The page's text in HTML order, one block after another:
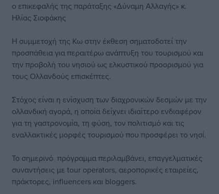
ο επικεφαλής της παράταξης «Δύναμη Αλλαγής» κ.
Ηλίας Σιοφάκης
Η συμμετοχή της Κω στην έκθεση σηματοδοτεί την
προσπάθεια για περαιτέρω ανάπτυξη του τουρισμού και
την προβολή του νησιού ως ελκυστικού προορισμού για
τους Ολλανδούς επισκέπτες.
Στόχος είναι η ενίσχυση των διαχρονικών δεσμών με την
ολλανδική αγορά, η οποία δείχνει ιδιαίτερο ενδιαφέρον
για τη γαστρονομία, τη φύση, τον πολιτισμό και τις
εναλλακτικές μορφές τουρισμού που προσφέρει το νησί.
Το σημερινό πρόγραμμα περιλαμβάνει, επαγγελματικές
συναντήσεις με tour operators, αεροπορικές εταιρείες,
πράκτορες, influencers και bloggers.